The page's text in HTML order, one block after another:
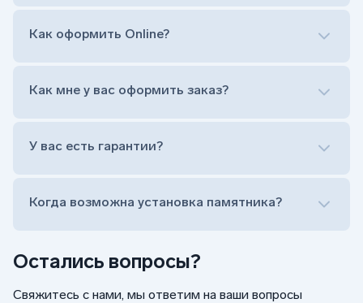
Остались вопросы?
Свяжитесь с нами, мы ответим на ваши вопросы
прописной)
Оформить заказ удаленно (online)
Заказать бесплатный выезд менеджера на дом
Как оформить Online?
Оформить заказ удаленно (online)
Заказать бесплатный выезд менеджера на дом
Как мне у вас оформить заказ?
У вас есть гарантии?
Когда возможна установка памятника?